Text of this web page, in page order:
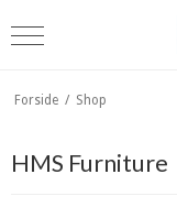
Forside / Shop
HMS Furniture